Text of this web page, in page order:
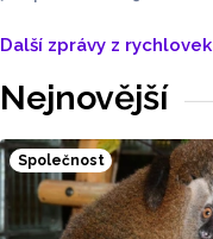
Další zprávy z rychlovek
Nejnovější
Společnost